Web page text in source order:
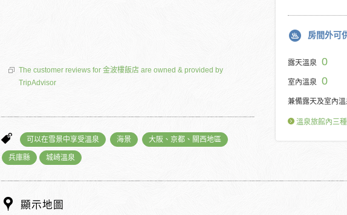
The customer reviews for 金波樓飯店 are owned & provided by
TripAdvisor
可以在雪景中享受溫泉 海景 大阪、京都、關西地區
兵庫縣 城崎溫泉
房間外可
露天溫泉 0
室內溫泉 0
兼備露天及室內
溫泉旅館內三
顯示地圖